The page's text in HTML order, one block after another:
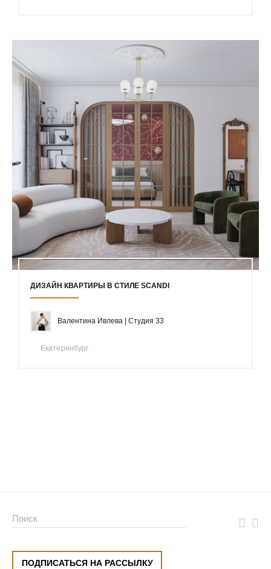
ДИЗАЙН КВАРТИРЫ В СТИЛЕ SCANDI
Валентина Ивлева | Студия 33
Екатеринбург
ПОДПИСАТЬСЯ НА РАССЫЛКУ